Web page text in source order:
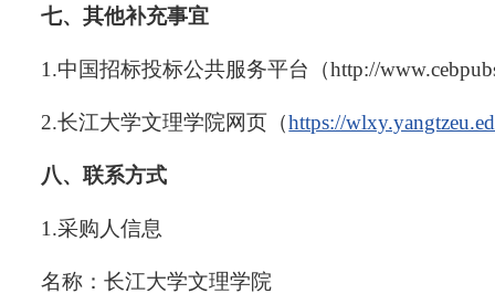
七、其他补充事宜
1.中国招标投标公共服务平台（http://
2.长江大学文理学院网页（https://
八、联系方式
1.采购人信息
名称：长江大学文理学院